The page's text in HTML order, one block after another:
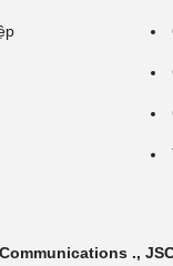
.,